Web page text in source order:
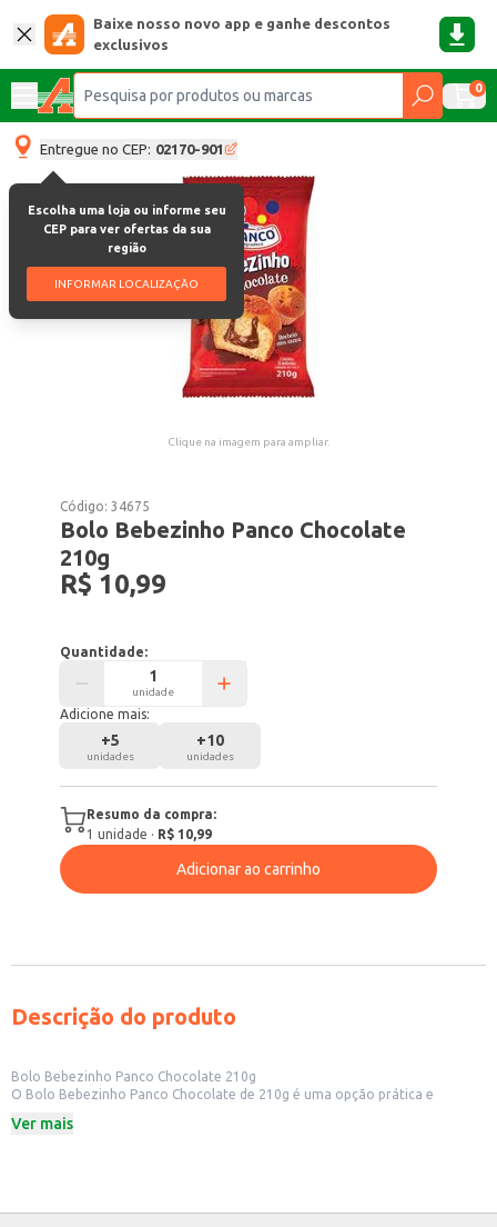
Baixe nosso novo app e ganhe descontos
exclusivos
0
Entregue no CEP: 02170-901
Escolha uma loja ou informe seu
CEP para ver ofertas da sua
região
INFORMAR LOCALIZAÇÃO
Clique na imagem para ampliar.
Código:34675
Bolo Bebezinho Panco Chocolate
210g
R$ 10,99
Quantidade:
unidade
Adicione mais:
+5
unidades
+10
unidades
Resumo da compra:
1 unidade · R$ 10,99
Adicionar ao carrinho
Descrição do produto
Bolo Bebezinho Panco Chocolate 210g
O Bolo Bebezinho Panco Chocolate de 210g é uma opção prática e
o café da manhã. Ideal para ter em casa, no escritório ou para revenda em
Ideal para revenda em mercados, padarias e lanchonetes.
Ver mais